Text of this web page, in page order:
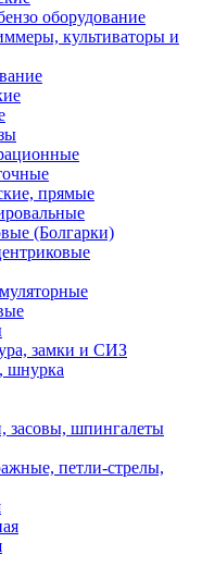
оборудование
культиваторы и
прямые
(Болгарки)
замки и СИЗ
шнурка
засовы, шпингалеты
петли-стрелы,